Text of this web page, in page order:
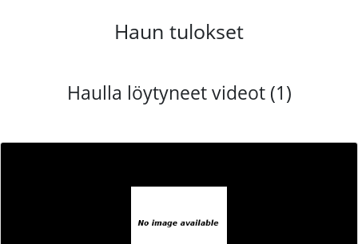
Haun tulokset
Haulla löytyneet videot (1)